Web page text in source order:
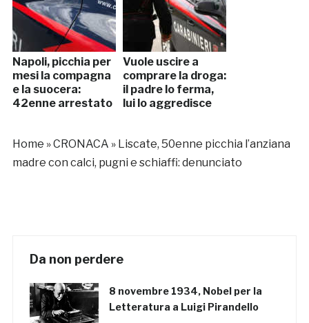
Napoli, picchia per
mesi la compagna
e la suocera:
42enne arrestato
Vuole uscire a
comprare la droga:
il padre lo ferma,
lui lo aggredisce
Home »CRONACA » Liscate, 50enne picchia l’anziana
madre con calci, pugni e schiaffi: denunciato
Da non perdere
8 novembre 1934, Nobel per la
Letteratura a Luigi Pirandello